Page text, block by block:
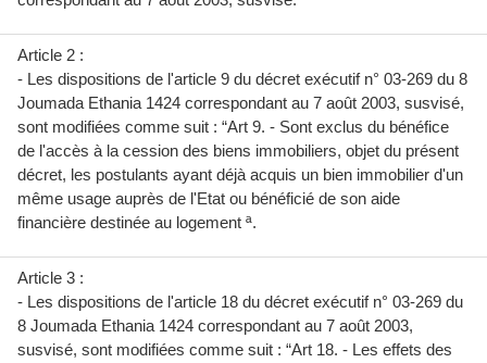
Article 2 :
- Les dispositions de l'article 9 du décret exécutif n° 03-269 du 8
Joumada Ethania 1424 correspondant au 7 août 2003, susvisé,
sont modifiées comme suit : “Art 9. - Sont exclus du bénéfice
de l'accès à la cession des biens immobiliers, objet du présent
décret, les postulants ayant déjà acquis un bien immobilier d'un
même usage auprès de l'Etat ou bénéficié de son aide
financière destinée au logement ª.
Article 3 :
- Les dispositions de l'article 18 du décret exécutif n° 03-269 du
8 Joumada Ethania 1424 correspondant au 7 août 2003,
susvisé, sont modifiées comme suit : “Art 18. - Les effets des